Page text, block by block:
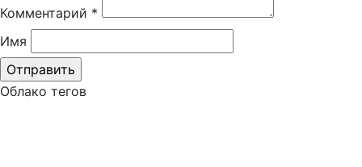
Комментарий *
Имя
Облако тегов